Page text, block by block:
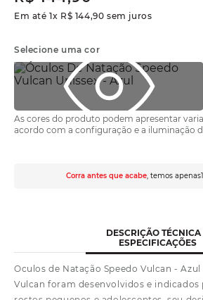
Em até1x R$ 144,90 sem juros
Selecione uma cor
As cores do produto podem apresentar
acordo com a configuração e a iluminação
Corra antes que acabe, temos apenas1
DESCRIÇÃO TÉCNICA
ESPECIFICAÇÕES
Oculos de Natação Speedo Vulcan -
Vulcan foram desenvolvidos e indicados